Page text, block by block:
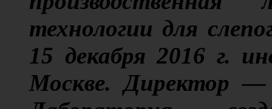
технологии для
15 декабря 2016 г.
Москве. Директор —